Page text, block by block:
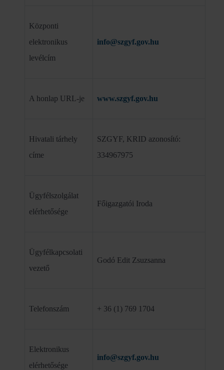
Központi
elektronikus
levélcím
info@szgyf.gov.hu
A honlap URL-je www.szgyf.gov.hu
Hivatali tárhely
címe
SZGYF, KRID azonosító:
334967975
Ügyfélszolgálat
elérhetősége
Főigazgatói Iroda
Ügyfélkapcsolati
vezető
Godó Edit Zsuzsanna
Telefonszám + 36 (1) 769 1704
Elektronikus
elérhetősége
info@szgyf.gov.hu